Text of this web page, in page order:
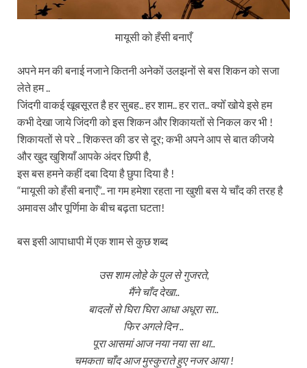
मायूसी को हँसी बनाएँ
अपने मन की बनाई नजाने कितनी अनेकों उलझनों से बस शिकन को सजा
लेते हम ..
जिंदगी वाकई खूबसूरत है हर सुबह.. हर शाम.. हर रात.. क्योँ खोये इसे हम
कभी देखा जाये जिंदगी को इस शिकन और शिकायतों से निकल कर भी !
शिकायतों से परे .. शिकस्त की डर से दूर; कभी अपने आप से बात कीजये
और खुद खुशियाँ आपके अंदर छिपी है,
इस बस हमने कहीं दबा दिया है छुपा दिया है !
“मायूसी को हँसी बनाएँ”.. ना गम हमेशा रहता ना खुशी बस ये चाँद की तरह है
अमावस और पूर्णिमा के बीच बढ़ता घटता!
बस इसी आपाधापी में एक शाम से कुछ शब्द
उस शाम लोहे के पुल से गुजरते,
मैंने चाँद देखा..
बादलों से घिरा घिरा आधा अधूरा सा..
फिर अगले दिन ..
पूरा आसमां आज नया नया सा था..
चमकता चाँद आज मुस्कुराते हुए नजर आया !